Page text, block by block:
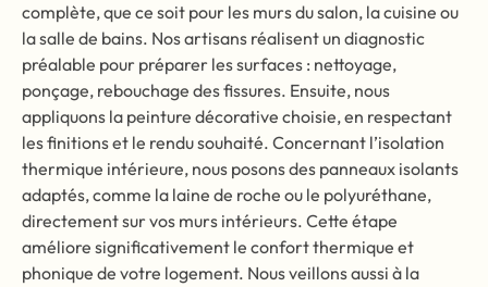
complète, que ce soit pour les murs du salon, la cuisine ou
la salle de bains. Nos artisans réalisent un diagnostic
préalable pour préparer les surfaces : nettoyage,
ponçage, rebouchage des fissures. Ensuite, nous
appliquons la peinture décorative choisie, en respectant
les finitions et le rendu souhaité. Concernant l’isolation
thermique intérieure, nous posons des panneaux isolants
adaptés, comme la laine de roche ou le polyuréthane,
directement sur vos murs intérieurs. Cette étape
améliore significativement le confort thermique et
phonique de votre logement. Nous veillons aussi à la